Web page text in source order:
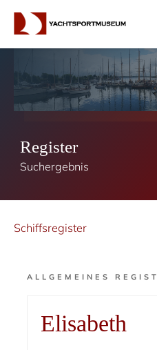
Register
Suchergebnis
Schiffsregister
ALLGEMEINES
Elisabeth